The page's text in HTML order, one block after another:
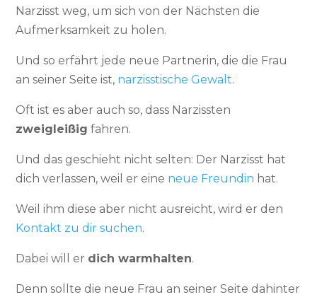
Narzisst weg, um sich von der Nächsten die
Aufmerksamkeit zu holen.
Und so erfährt jede neue Partnerin, die die Frau
an seiner Seite ist, narzisstische Gewalt.
Oft ist es aber auch so, dass Narzissten
zweigleißig fahren.
Und das geschieht nicht selten: Der Narzisst hat
dich verlassen, weil er eine neue Freundin hat.
Weil ihm diese aber nicht ausreicht, wird er den
Kontakt zu dir suchen.
Dabei will er dich warmhalten.
Denn sollte die neue Frau an seiner Seite dahinter